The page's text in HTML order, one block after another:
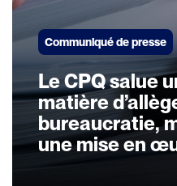
Communiqué de presse
Le CPQ salue
matière
bureaucratie,
une mise en